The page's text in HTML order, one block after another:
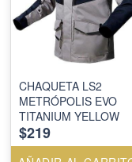
CHAQUETA LS2
METRÓPOLIS EVO
TITANIUM YELLOW
$219